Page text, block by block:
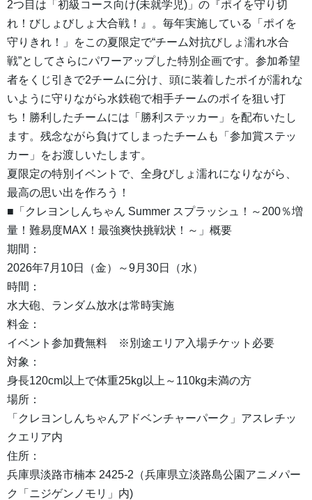
2つ目は「初級コース向け(未就学児)」の『ポイを守り切
れ！びしょびしょ大合戦！』。毎年実施している「ポイを
守りきれ！」をこの夏限定で“チーム対抗びしょ濡れ水合
戦”としてさらにパワーアップした特別企画です。参加希望
者をくじ引きで2チームに分け、頭に装着したポイが濡れな
いように守りながら水鉄砲で相手チームのポイを狙い打
ち！勝利したチームには「勝利ステッカー」を配布いたし
ます。残念ながら負けてしまったチームも「参加賞ステッ
カー」をお渡しいたします。
夏限定の特別イベントで、全身びしょ濡れになりながら、
最高の思い出を作ろう！
■「クレヨンしんちゃん Summer スプラッシュ！～200％増
量！難易度MAX！最強爽快挑戦状！～」概要
期間：
2026年7月10日（金）～9月30日（水）
時間：
水大砲、ランダム放水は常時実施
料金：
イベント参加費無料 ※別途エリア入場チケット必要
対象：
身長120cm以上で体重25kg以上～110kg未満の方
場所：
「クレヨンしんちゃんアドベンチャーパーク」アスレチッ
クエリア内
住所：
兵庫県淡路市楠本 2425-2（兵庫県立淡路島公園アニメパー
ク「ニジゲンノモリ」内)